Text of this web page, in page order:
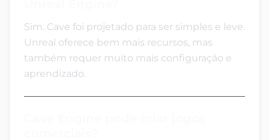
Sim. Cave foi projetado para ser simples e leve.
Unreal oferece bem mais recursos, mas
também requer muito mais configuração e
aprendizado.